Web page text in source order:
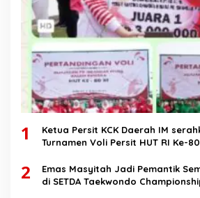
1
Ketua Persit KCK Daerah IM
Turnamen Voli Persit HUT RI Ke-80
2
Emas Masyitah Jadi Pemantik
di SETDA Taekwondo